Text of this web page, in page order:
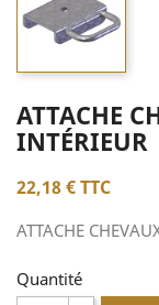
ATTACHE
INTÉRIEUR
22,18 €TTC
ATTACHE
Quantité